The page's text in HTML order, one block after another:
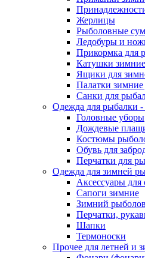
Жерлицы
Рыболовные
Ледобуры и
Прикормка для
Катушки зимние
Ящики для
Палатки
Санки для
Одежда для рыбалки -
Головные уборы
Дождевые
Костюмы
Обувь для
Перчатки для
Одежда для зимней
Аксессуары для
Сапоги зимние
Зимний
Перчатки,
Шапки
Термоноски
Прочее для летней и